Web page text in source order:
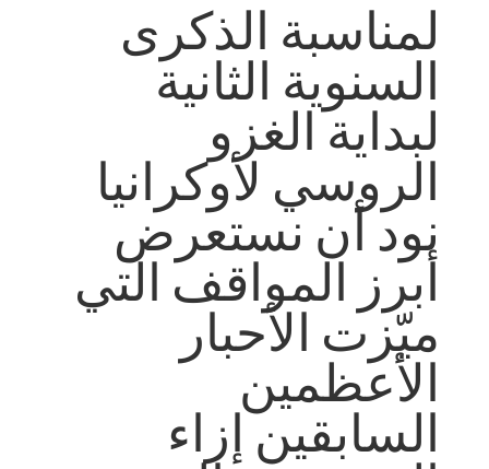
لمناسبة الذكرى
السنوية الثانية
لبداية الغزو
الروسي لأوكرانيا
نود أن نستعرض
أبرز المواقف التي
ميّزت الأحبار
الأعظمين
السابقين إزاء